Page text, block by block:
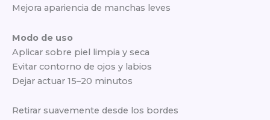
Mejora apariencia de manchas leves
Modo de uso
Aplicar sobre piel limpia y seca
Evitar contorno de ojos y labios
Dejar actuar 15–20 minutos
Retirar suavemente desde los bordes